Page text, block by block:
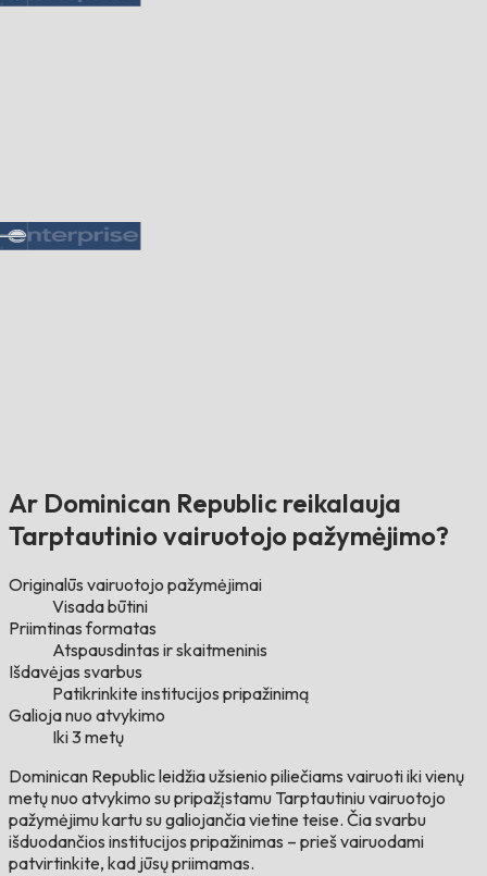
Ar Dominican Republic reikalauja
Tarptautinio vairuotojo pažymėjimo?
Originalūs vairuotojo pažymėjimai
Visada būtini
Priimtinas formatas
Atspausdintas ir skaitmeninis
Išdavėjas svarbus
Patikrinkite institucijos pripažinimą
Galioja nuo atvykimo
Iki 3 metų
Dominican Republic leidžia užsienio piliečiams vairuoti iki vienų
metų nuo atvykimo su pripažįstamu Tarptautiniu vairuotojo
pažymėjimu kartu su galiojančia vietine teise. Čia svarbu
išduodančios institucijos pripažinimas – prieš vairuodami
patvirtinkite, kad jūsų priimamas.